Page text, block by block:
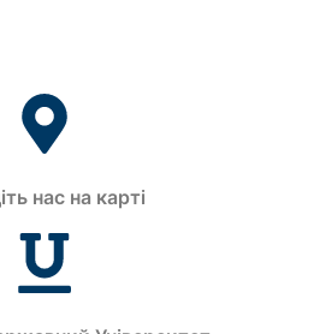
нас на карті